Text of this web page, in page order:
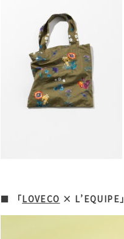
■ ​ 「LOVECO ​ ×​ L’EQUIPE」​